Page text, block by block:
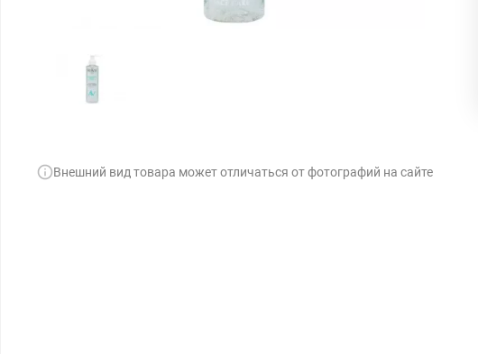
Внешний вид товара может отличаться от фотографий на сайте